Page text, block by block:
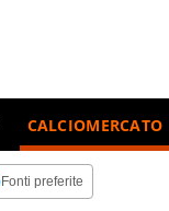
CALCIOMERCATO
Fonti preferite